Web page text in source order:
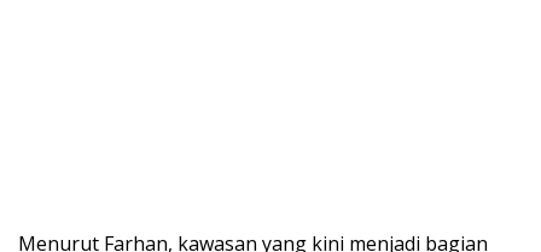
Menurut Farhan, kawasan yang kini menjadi bagian